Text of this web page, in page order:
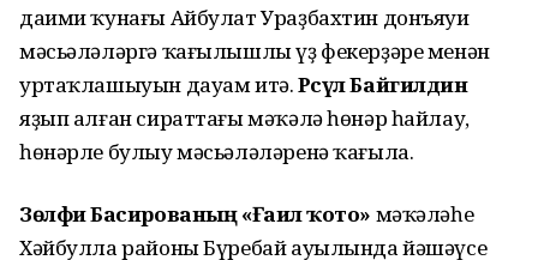
даими ҡунағы Айбулат Ураҙбахтин донъяуи
мәсьәләләргә ҡағылышлы үҙ фекерҙәре менән
уртаҡлашыуын дауам итә.Рәсүл Байгилдин
яҙып алған сираттағы мәҡәлә һөнәр һайлау,
һөнәрле булыу мәсьәләләренә ҡағыла.
Зөлфиә Басированың «Ғаилә ҡото» мәҡәләһе
Хәйбулла районы Бүребай ауылында йәшәүсе